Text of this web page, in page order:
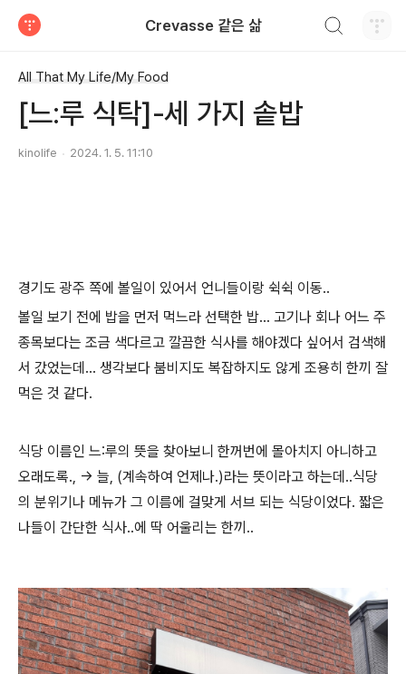
Crevasse 같은 삶
All That My Life/My Food
[느:루 식탁]-세 가지 솥밥
kinolife 2024. 1. 5. 11:10
경기도 광주 쪽에 볼일이 있어서 언니들이랑 쉭쉭 이동..
볼일 보기 전에 밥을 먼저 먹느라 선택한 밥... 고기나 회나 어느 주
종목보다는 조금 색다르고 깔끔한 식사를 해야겠다 싶어서 검색해
서 갔었는데... 생각보다 붐비지도 복잡하지도 않게 조용히 한끼 잘
먹은 것 같다.
식당 이름인 느:루의 뜻을 찾아보니 한꺼번에 몰아치지 아니하고
오래도록., → 늘, (계속하여 언제나.)라는 뜻이라고 하는데..식당
의 분위기나 메뉴가 그 이름에 걸맞게 서브 되는 식당이었다. 짧은
나들이 간단한 식사..에 딱 어울리는 한끼..